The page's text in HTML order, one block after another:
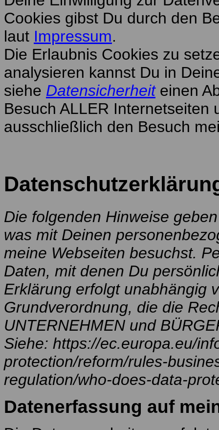
Cookies gibst Du durch den
laut Impressum.
Die Erlaubnis Cookies zu
analysieren kannst Du in
siehe Datensicherheiteinen
Besuch ALLER Internetseiten
ausschließlich den Besuch
Die folgenden Hinweise
was mit Deinen
meine Webseiten besuchst.
Daten, mit denen Du
Erklärung erfolgt unabhängig
Grundverordnung, die die
UNTERNEHMEN und
Siehe: https://ec.europa.eu/
protection/reform/rules-
regulation/who-does-data-
Datenerfassung auf